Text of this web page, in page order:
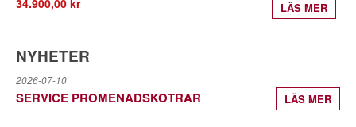
LÄS MER
NYHETER
2026-07-10
SERVICE PROMENADSKOTRAR LÄS MER